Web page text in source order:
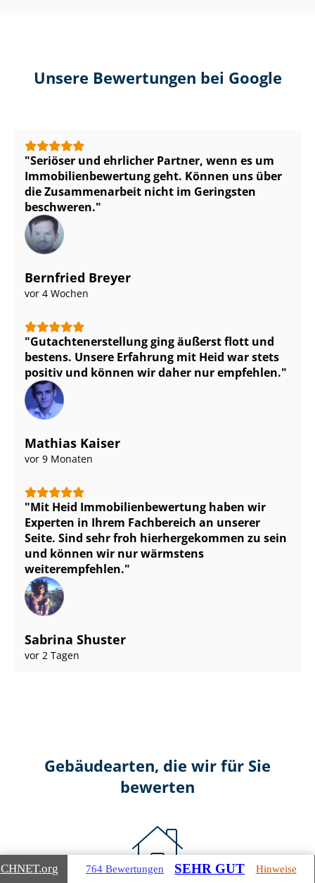
Unsere Bewertungen bei Google
Seriöser und ehrlicher Partner, wenn es um
Im­mo­bi­li­en­be­wer­tung geht. Können uns über
die Zusammenarbeit nicht im Geringsten
beschweren.
Bernfried Breyer
vor 4 Wochen
Gut­ach­ten­er­stel­lung ging äußerst flott und
bestens. Unsere Erfahrung mit Heid war stets
positiv und können wir daher nur empfehlen.
Mathias Kaiser
vor 9 Monaten
Mit Heid Im­mo­bi­li­en­be­wer­tung haben wir
Experten in Ihrem Fachbereich an unserer
Seite. Sind sehr froh hierhergekommen zu sein
und können wir nur wärmstens
weiterempfehlen.
Sabrina Shuster
vor 2 Tagen
Gebäudearten, die wir für Sie
bewerten
.org 764 Bewertungen SEHR GUT Hinweise